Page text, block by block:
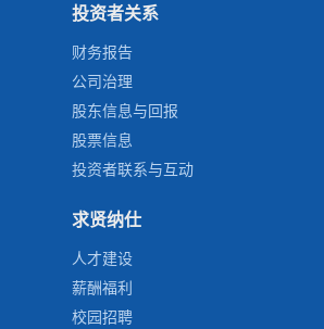
投资者关系
财务报告
公司治理
股东信息与回报
股票信息
投资者联系与互动
求贤纳仕
人才建设
薪酬福利
校园招聘